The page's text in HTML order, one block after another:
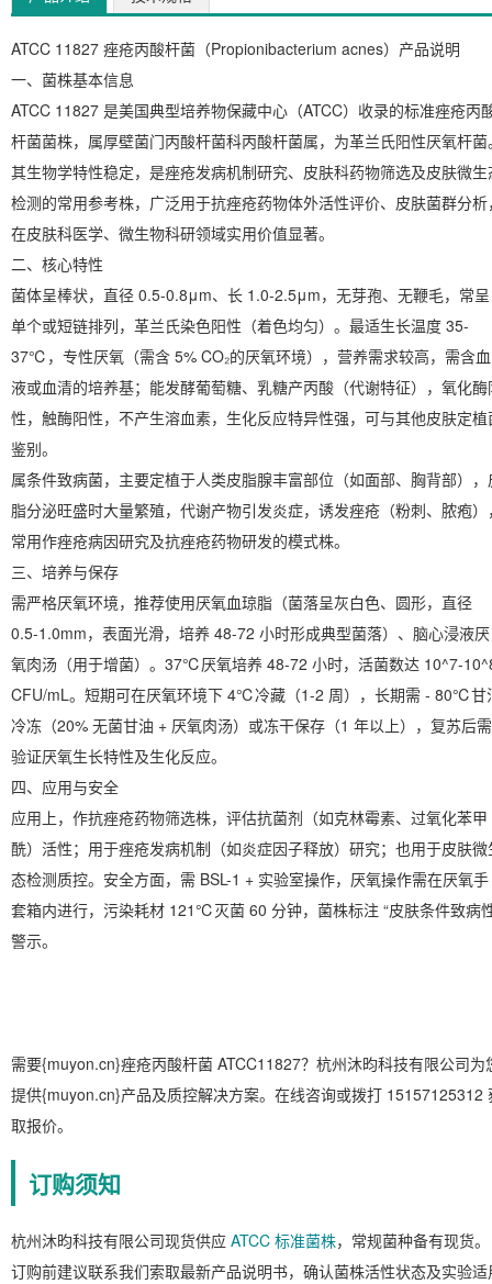
ATCC 11827 痤疮丙酸杆菌（Propionibacterium acnes）产品说明
一、菌株基本信息
ATCC 11827 是美国典型培养物保藏中心（ATCC）收录的标准痤疮丙
杆菌菌株，属厚壁菌门丙酸杆菌科丙酸杆菌属，为革兰氏阳性厌氧杆菌
其生物学特性稳定，是痤疮发病机制研究、皮肤科药物筛选及皮肤微生
检测的常用参考株，广泛用于抗痤疮药物体外活性评价、皮肤菌群分析
在皮肤科医学、微生物科研领域实用价值显著。
二、核心特性
菌体呈棒状，直径 0.5-0.8μm、长 1.0-2.5μm，无芽孢、无鞭毛，常呈
单个或短链排列，革兰氏染色阳性（着色均匀）。最适生长温度 35-
37℃，专性厌氧（需含 5% CO₂的厌氧环境），营养需求较高，需含血
液或血清的培养基；能发酵葡萄糖、乳糖产丙酸（代谢特征），氧化酶
性，触酶阳性，不产生溶血素，生化反应特异性强，可与其他皮肤定植
鉴别。
属条件致病菌，主要定植于人类皮脂腺丰富部位（如面部、胸背部），
脂分泌旺盛时大量繁殖，代谢产物引发炎症，诱发痤疮（粉刺、脓疱）
常用作痤疮病因研究及抗痤疮药物研发的模式株。
三、培养与保存
需严格厌氧环境，推荐使用厌氧血琼脂（菌落呈灰白色、圆形，直径
0.5-1.0mm，表面光滑，培养 48-72 小时形成典型菌落）、脑心浸液厌
氧肉汤（用于增菌）。37℃厌氧培养 48-72 小时，活菌数达 10^7-
CFU/mL。短期可在厌氧环境下 4℃冷藏（1-2 周），长期需 - 80℃甘
冷冻（20% 无菌甘油 + 厌氧肉汤）或冻干保存（1 年以上），复苏后需
验证厌氧生长特性及生化反应。
四、应用与安全
应用上，作抗痤疮药物筛选株，评估抗菌剂（如克林霉素、过氧化苯甲
酰）活性；用于痤疮发病机制（如炎症因子释放）研究；也用于皮肤微
态检测质控。安全方面，需 BSL-1 + 实验室操作，厌氧操作需在厌氧手
套箱内进行，污染耗材 121℃灭菌 60 分钟，菌株标注 “皮肤条件致病
警示。
需要{muyon.cn}痤疮丙酸杆菌 ATCC11827？杭州沐昀科技有限公司为
提供{muyon.cn}产品及质控解决方案。在线咨询或拨打 15157125312
取报价。
订购须知
杭州沐昀科技有限公司现货供应 ATCC 标准菌株，常规菌种备有现货。
订购前建议联系我们索取最新产品说明书，确认菌株活性状态及实验适